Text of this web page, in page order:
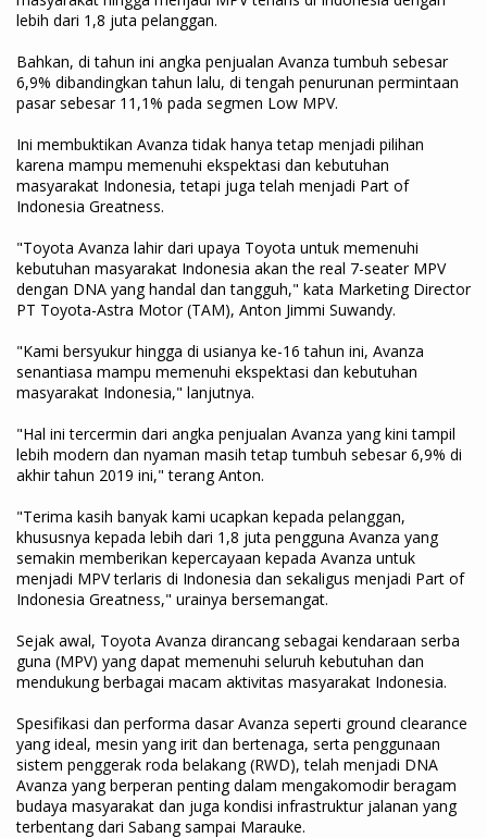
lebih dari 1,8 juta pelanggan.
Bahkan, di tahun ini angka penjualan Avanza tumbuh sebesar
6,9% dibandingkan tahun lalu, di tengah penurunan permintaan
pasar sebesar 11,1% pada segmen Low MPV.
Ini membuktikan Avanza tidak hanya tetap menjadi pilihan
karena mampu memenuhi ekspektasi dan kebutuhan
masyarakat Indonesia, tetapi juga telah menjadi Part of
Indonesia Greatness.
"Toyota Avanza lahir dari upaya Toyota untuk memenuhi
kebutuhan masyarakat Indonesia akan the real 7-seater MPV
dengan DNA yang handal dan tangguh," kata Marketing Director
PT Toyota-Astra Motor (TAM), Anton Jimmi Suwandy.
"Kami bersyukur hingga di usianya ke-16 tahun ini, Avanza
senantiasa mampu memenuhi ekspektasi dan kebutuhan
masyarakat Indonesia," lanjutnya.
"Hal ini tercermin dari angka penjualan Avanza yang kini tampil
lebih modern dan nyaman masih tetap tumbuh sebesar 6,9% di
akhir tahun 2019 ini," terang Anton.
"Terima kasih banyak kami ucapkan kepada pelanggan,
khususnya kepada lebih dari 1,8 juta pengguna Avanza yang
semakin memberikan kepercayaan kepada Avanza untuk
menjadi MPV terlaris di Indonesia dan sekaligus menjadi Part of
Indonesia Greatness," urainya bersemangat.
Sejak awal, Toyota Avanza dirancang sebagai kendaraan serba
guna (MPV) yang dapat memenuhi seluruh kebutuhan dan
mendukung berbagai macam aktivitas masyarakat Indonesia.
Spesifikasi dan performa dasar Avanza seperti ground clearance
yang ideal, mesin yang irit dan bertenaga, serta penggunaan
sistem penggerak roda belakang (RWD), telah menjadi DNA
Avanza yang berperan penting dalam mengakomodir beragam
budaya masyarakat dan juga kondisi infrastruktur jalanan yang
terbentang dari Sabang sampai Marauke.